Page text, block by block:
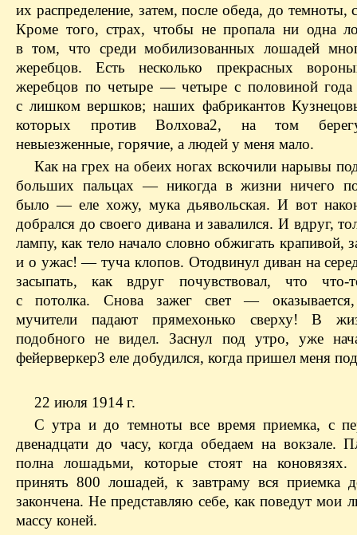
их распределение, затем, после обеда, до темноты,
Кроме того, страх, чтобы не пропала ни одна
в том, что среди мобилизованных лошадей
жеребцов. Есть несколько прекрасных
жеребцов по четыре — четыре с половиной
с лишком вершков; наших фабрикантов
которых против Волхова2, на том
невыезженные, горячие, а людей у меня мало.
Как на грех на обеих ногах вскочили нарывы
больших пальцах — никогда в жизни ничего
было — еле хожу, мука дьявольская. И вот
добрался до своего дивана и завалился. И вдруг,
лампу, как тело начало словно обжигать крапивой,
и о ужас! — туча клопов. Отодвинул диван на
засыпать, как вдруг почувствовал, что что-
с потолка. Снова зажег свет — оказывается,
мучители падают прямехонько сверху! В
подобного не видел. Заснул под утро, уже
фейерверкер3 еле добудился, когда пришел меня
22 июля 1914 г.
С утра и до темноты все время приемка, с
двенадцати до часу, когда обедаем на вокзале.
полна лошадьми, которые стоят на коновязях.
принять 800 лошадей, к завтраму вся приемка
закончена. Не представляю себе, как поведут мои
массу коней.